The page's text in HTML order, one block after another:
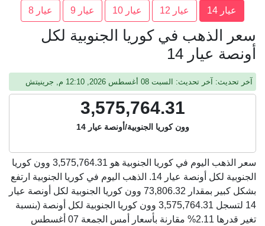
عيار 14 عيار 12 عيار 10 عيار 9 عيار 8
سعر الذهب في كوريا الجنوبية لكل
أونصة عيار 14
آخر تحديث: آخر تحديث: السبت 08 أغسطس 2026, 12:10 م, جرينيتش
3,575,764.31
وون كوريا الجنوبية/أونصة عيار 14
سعر الذهب اليوم في كوريا الجنوبية هو 3,575,764.31 وون كوريا
الجنوبية لكل أونصة عيار 14. الذهب اليوم في كوريا الجنوبية ارتفع
بشكل كبير بمقدار 73,806.32 وون كوريا الجنوبية لكل أونصة عيار
14 لتسجل 3,575,764.31 وون كوريا الجنوبية لكل أونصة (بنسبة
تغير قدرها 2.11% مقارنة بأسعار أمس الجمعة 07 أغسطس